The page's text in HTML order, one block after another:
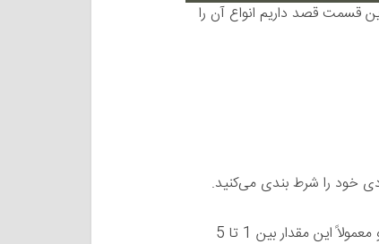
قسمت قصد داریم انواع آن را
خود را شرط بندی می‌کنید.
دقت کنید به میزان ریسک و احساسات خود توجهی نمی‌کنید و معمولاً این مقدار بین 1 تا 5